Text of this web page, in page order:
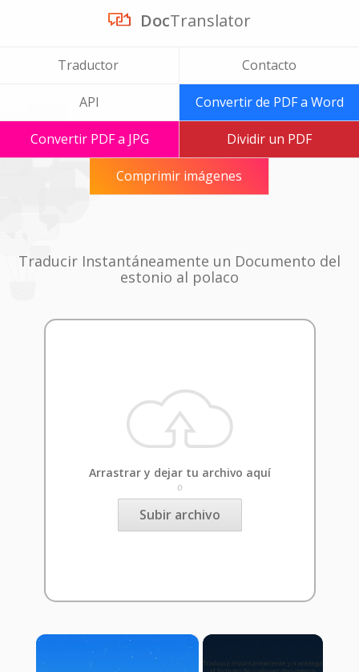
DocTranslator
Traductor Contacto
API Convertir de PDF a Word
Convertir PDF a JPG Dividir un PDF
Comprimir imágenes
Traducir Instantáneamente un Documento del
estonio al polaco
Arrastrar y dejar tu archivo aquí
o
Subir archivo
×